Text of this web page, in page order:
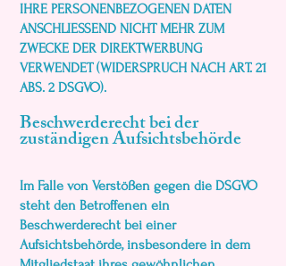
IHRE PERSONENBEZOGENEN DATEN
ANSCHLIESSEND NICHT MEHR ZUM
ZWECKE DER DIREKTWERBUNG
VERWENDET (WIDERSPRUCH NACH ART. 21
ABS. 2 DSGVO).
Beschwerde­recht bei der
zuständigen Aufsichts­behörde
Im Falle von Verstößen gegen die DSGVO
steht den Betroffenen ein
Beschwerderecht bei einer
Aufsichtsbehörde, insbesondere in dem